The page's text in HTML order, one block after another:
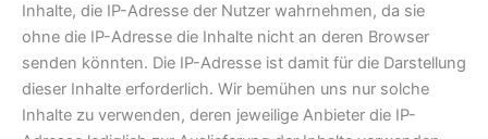
Inhalte, die IP-Adresse der Nutzer wahrnehmen, da sie
ohne die IP-Adresse die Inhalte nicht an deren Browser
senden könnten. Die IP-Adresse ist damit für die Darstellung
dieser Inhalte erforderlich. Wir bemühen uns nur solche
Inhalte zu verwenden, deren jeweilige Anbieter die IP-